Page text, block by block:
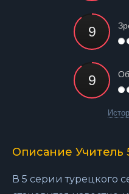
Описание Учитель
В 5 серии турецкого